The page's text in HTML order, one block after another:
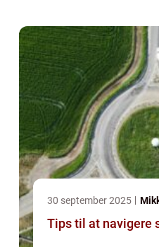
30 september 2025
Tips til at navigere